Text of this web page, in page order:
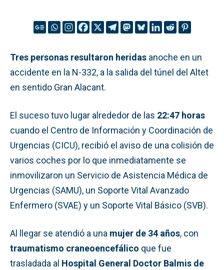
Tres personas resultaron heridas anoche en un
accidente en la N-332, a la salida del túnel del Altet
en sentido Gran Alacant.
El suceso tuvo lugar alrededor de las 22:47 horas
cuando el Centro de Información y Coordinación de
Urgencias (CICU), recibió el aviso de una colisión de
varios coches por lo que inmediatamente se
inmovilizaron un Servicio de Asistencia Médica de
Urgencias (SAMU), un Soporte Vital Avanzado
Enfermero (SVAE) y un Soporte Vital Básico (SVB).
Al llegar se atendió a una mujer de 34 años, con
traumatismo craneoencefálico que fue
trasladada al Hospital General Doctor Balmis de